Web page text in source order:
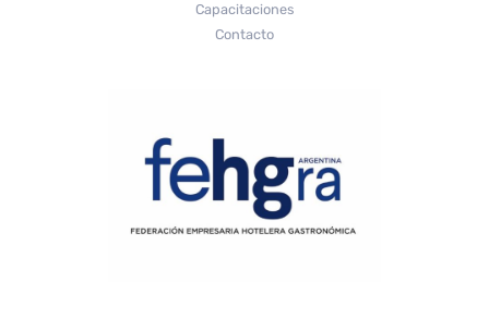
Capacitaciones
Contacto